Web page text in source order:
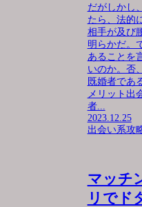
だがしかし
たら、法的
相手が及び
明らかだ。
あることを
いのか。否
既婚者であ
メリット出
者...
2023.12.25
出会い系攻
マッチ
リでド